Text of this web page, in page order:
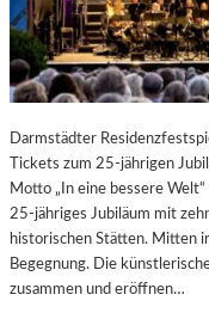
Darmstädter
Tickets zum 25-jährigen
Motto „In eine bessere
25-jähriges Jubiläum mit
historischen Stätten. Mitten
Begegnung. Die
zusammen und eröffnen…